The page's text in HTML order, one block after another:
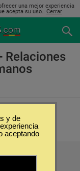
una mejor experiencia
acepta su uso.. Cerrar
Relaciones
Carlos
y de
aceptando